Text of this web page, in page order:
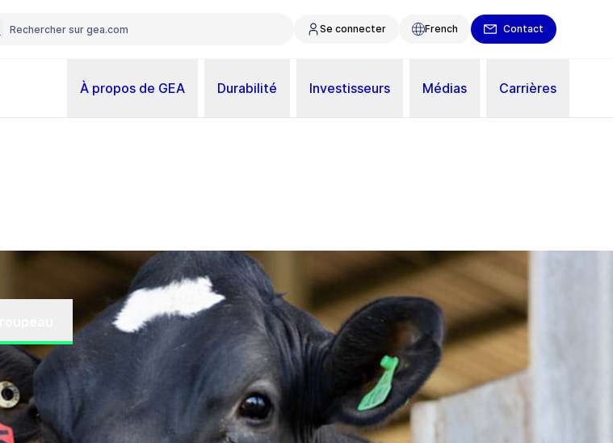
Se connecter French Contact
À propos de GEA Durabilité Investisseurs Médias Carrières